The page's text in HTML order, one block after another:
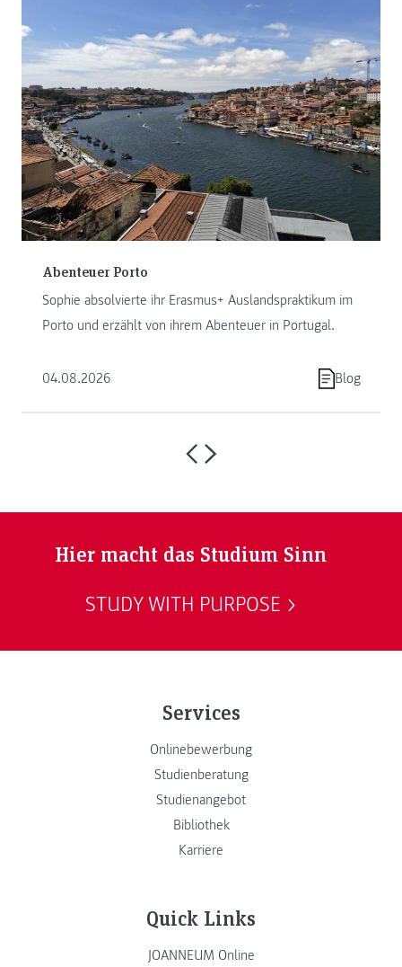
Abenteuer Porto
Sophie absolvierte ihr Erasmus+ Auslandspraktikum im
Porto und erzählt von ihrem Abenteuer in Portugal.
04.08.2026 Blog
Hier macht das Studium Sinn
STUDY WITH PURPOSE
Services
Onlinebewerbung
Studienberatung
Studienangebot
Bibliothek
Karriere
Quick Links
JOANNEUM Online